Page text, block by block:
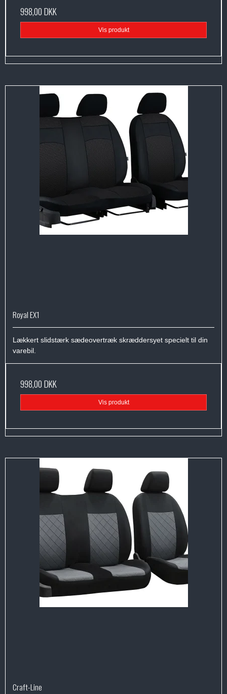
998,00 DKK
Vis produkt
Royal EX1
Lækkert slidstærk sædeovertræk skræddersyet specielt til din
varebil.
998,00 DKK
Vis produkt
Craft-Line